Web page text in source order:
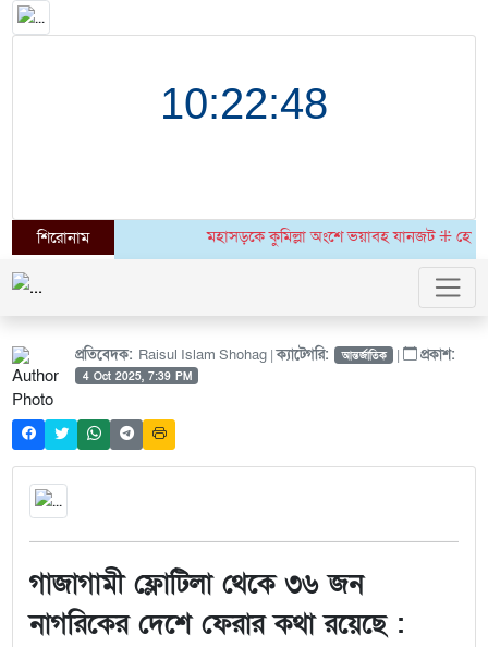
শিরোনাম মহাসড়কে কুমিল্লা অংশে ভয়াবহ যানজট ⁜
প্রতিবেদক: Raisul Islam Shohag |ক্যাটেগরি: আন্তর্জাতিক | প্রকাশ:
4 Oct 2025, 7:39 PM
গাজাগামী ফ্লোটিলা থেকে ৩৬ জন
নাগরিকের দেশে ফেরার কথা রয়েছে :